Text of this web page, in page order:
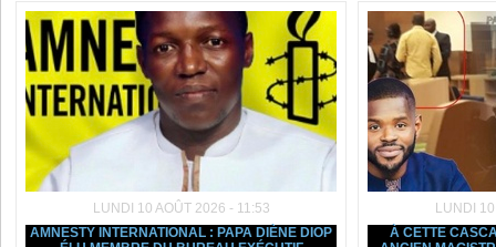
LUNDI 10 AOÛT 2026 - 11:53
AMNESTY INTERNATIONAL : PAPA DIÈNE DIOP
LUNDI
À CETTE